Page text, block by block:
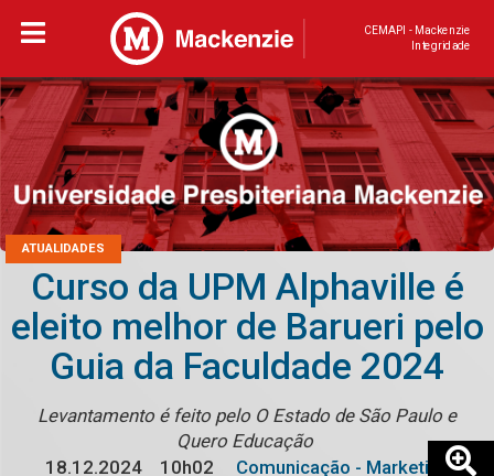
CEMAPI - Mackenzie
Integridade
ATUALIDADES
Curso da UPM Alphaville é
eleito melhor de Barueri pelo
Guia da Faculdade 2024
Levantamento é feito pelo O Estado de São Paulo e
Quero Educação
18.12.2024
10h02
Comunicação - Marketing